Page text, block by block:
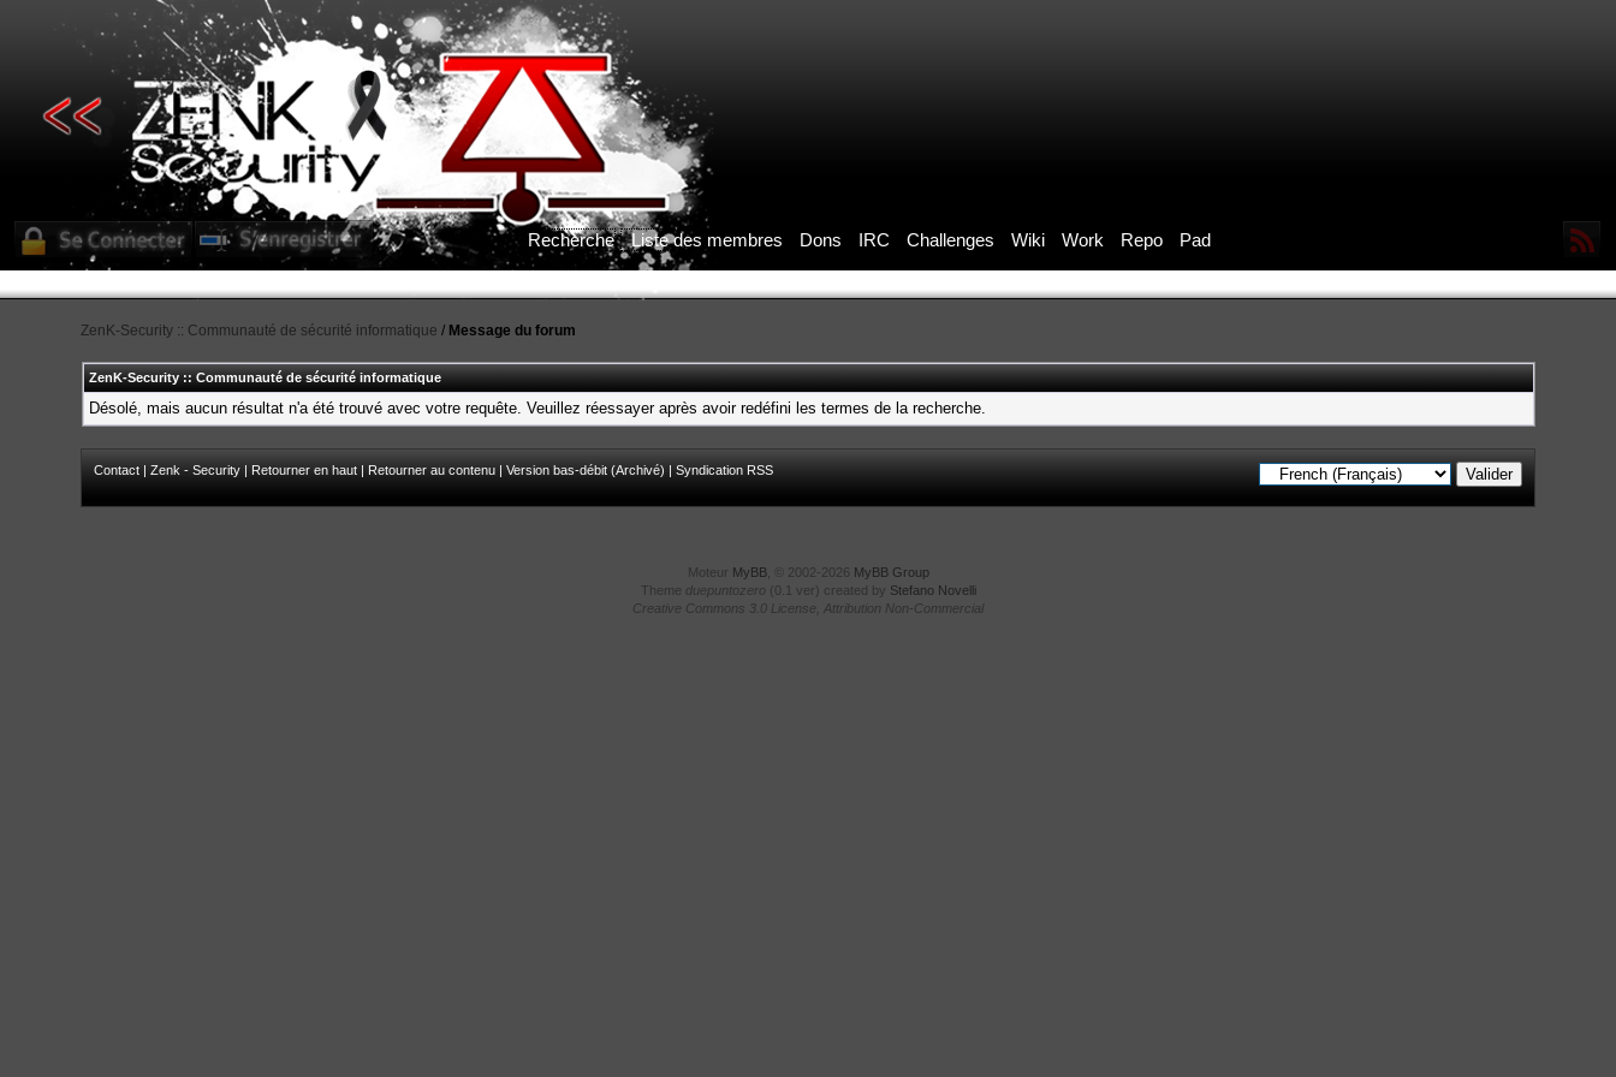
Recherche Liste des membres Dons IRC Challenges Wiki Work Repo Pad
ZenK-Security :: Communauté de sécurité informatique / Message du forum
ZenK-Security :: Communauté de sécurité informatique
Désolé, mais aucun résultat n'a été trouvé avec votre requête. Veuillez réessayer après avoir redéfini les termes de la recherche.
Contact |Zenk - Security | Retourner en haut | Retourner au contenu |Version bas-débit (Archivé) |Syndication RSS
Moteur MyBB, © 2002-2026 MyBB Group
Theme duepuntozero (0.1 ver) created by Stefano Novelli
Creative Commons 3.0 License, Attribution Non-Commercial